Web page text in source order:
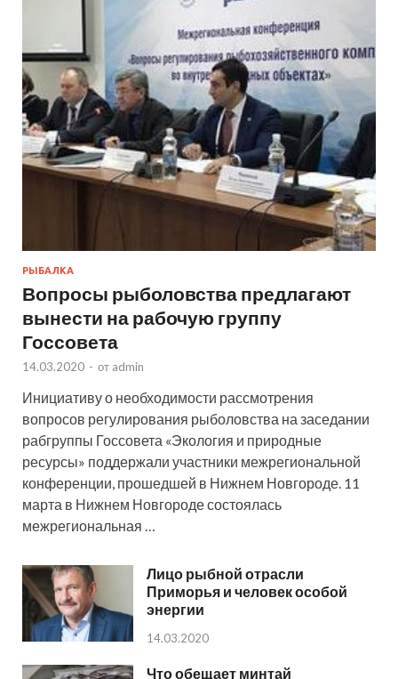
РЫБАЛКА
Вопросы рыболовства предлагают
вынести на рабочую группу
Госсовета
14.03.2020 - от admin
Инициативу о необходимости рассмотрения
вопросов регулирования рыболовства на заседании
рабгруппы Госсовета «Экология и природные
ресурсы» поддержали участники межрегиональной
конференции, прошедшей в Нижнем Новгороде. 11
марта в Нижнем Новгороде состоялась
межрегиональная …
Лицо рыбной отрасли
Приморья и человек особой
энергии
14.03.2020
Что обещает минтай